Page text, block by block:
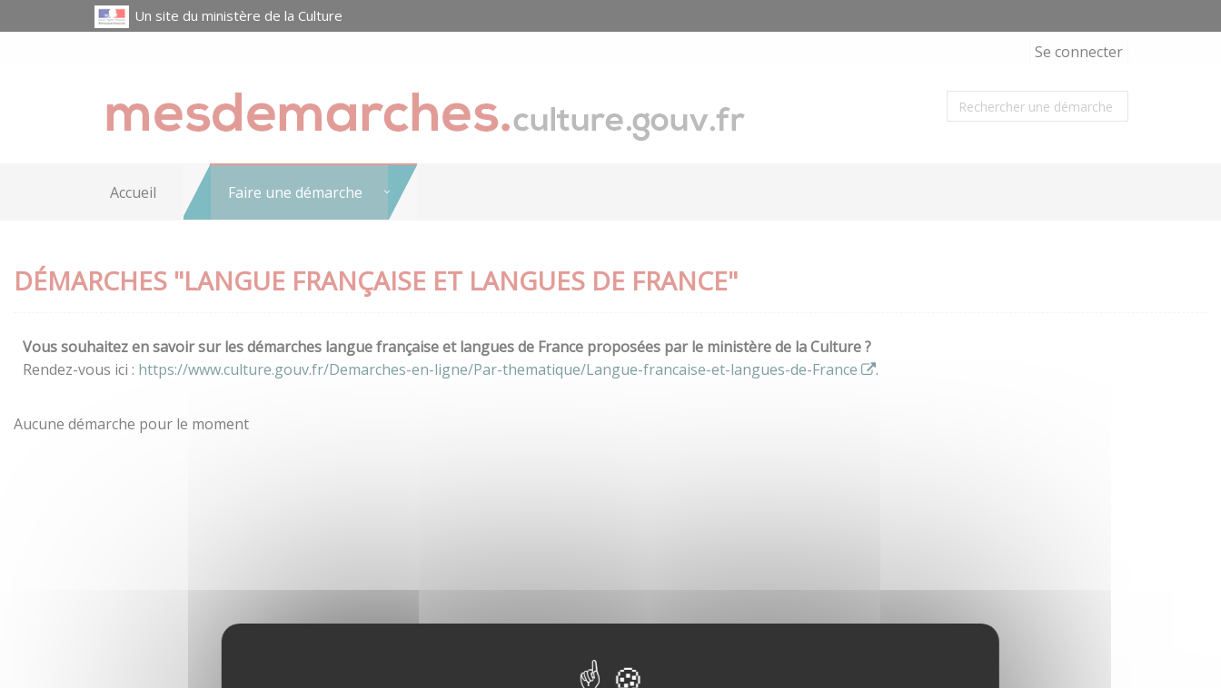
Un site du ministère de la Culture
Se connecter
Accueil Faire une démarche
DÉMARCHES "LANGUE FRANÇAISE ET LANGUES DE FRANCE"
Vous souhaitez en savoir sur les démarches langue française et langues de France proposées par le ministère de la Culture ?
Rendez-vous ici : https://www.culture.gouv.fr/Demarches-en-ligne/Par-thematique/Langue-francaise-et-langues-de-France .
Aucune démarche pour le moment